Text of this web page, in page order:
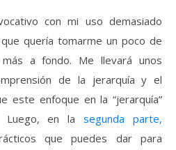
con mi uso demasiado
quería tomarme un poco de
a fondo. Me llevará unos
de la jerarquía y el
este enfoque en la “jerarquía”
Luego, en lasegunda parte,
que puedes dar para